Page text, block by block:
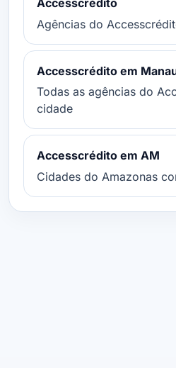
Accesscrédito
Agências do
Accesscrédito em
Todas as agências do
cidade
Accesscrédito em AM
Cidades do Amazonas